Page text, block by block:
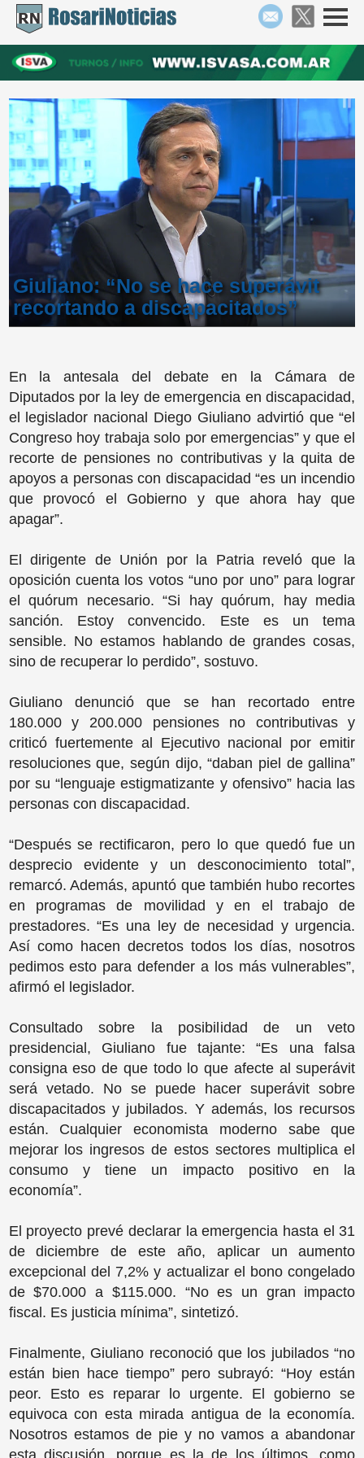
Giuliano: “No se hace superávit
recortando a discapacitados”
En la antesala del debate en la Cámara de
Diputados por la ley de emergencia en discapacidad,
el legislador nacional Diego Giuliano advirtió que “el
Congreso hoy trabaja solo por emergencias” y que el
recorte de pensiones no contributivas y la quita de
apoyos a personas con discapacidad “es un incendio
que provocó el Gobierno y que ahora hay que
apagar”.
El dirigente de Unión por la Patria reveló que la
oposición cuenta los votos “uno por uno” para lograr
el quórum necesario. “Si hay quórum, hay media
sanción. Estoy convencido. Este es un tema
sensible. No estamos hablando de grandes cosas,
sino de recuperar lo perdido”, sostuvo.
Giuliano denunció que se han recortado entre
180.000 y 200.000 pensiones no contributivas y
criticó fuertemente al Ejecutivo nacional por emitir
resoluciones que, según dijo, “daban piel de gallina”
por su “lenguaje estigmatizante y ofensivo” hacia las
personas con discapacidad.
“Después se rectificaron, pero lo que quedó fue un
desprecio evidente y un desconocimiento total”,
remarcó. Además, apuntó que también hubo recortes
en programas de movilidad y en el trabajo de
prestadores. “Es una ley de necesidad y urgencia.
Así como hacen decretos todos los días, nosotros
pedimos esto para defender a los más vulnerables”,
afirmó el legislador.
Consultado sobre la posibilidad de un veto
presidencial, Giuliano fue tajante: “Es una falsa
consigna eso de que todo lo que afecte al superávit
será vetado. No se puede hacer superávit sobre
discapacitados y jubilados. Y además, los recursos
están. Cualquier economista moderno sabe que
mejorar los ingresos de estos sectores multiplica el
consumo y tiene un impacto positivo en la
economía”.
El proyecto prevé declarar la emergencia hasta el 31
de diciembre de este año, aplicar un aumento
excepcional del 7,2% y actualizar el bono congelado
de $70.000 a $115.000. “No es un gran impacto
fiscal. Es justicia mínima”, sintetizó.
Finalmente, Giuliano reconoció que los jubilados “no
están bien hace tiempo” pero subrayó: “Hoy están
peor. Esto es reparar lo urgente. El gobierno se
equivoca con esta mirada antigua de la economía.
Nosotros estamos de pie y no vamos a abandonar